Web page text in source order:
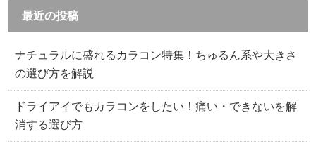
最近の投稿
ナチュラルに盛れるカラコン特集！ちゅるん系や大きさ
の選び方を解説
ドライアイでもカラコンをしたい！痛い・できないを解
消する選び方